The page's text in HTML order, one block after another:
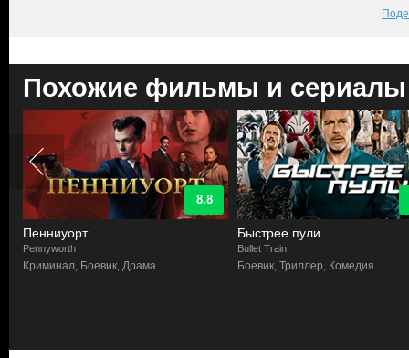
Похожие фильмы и сериалы
8.8
Пенниуорт
Pennyworth
Криминал, Боевик, Драма
Быстрее пули
Bullet Train
Боевик, Триллер, Комедия